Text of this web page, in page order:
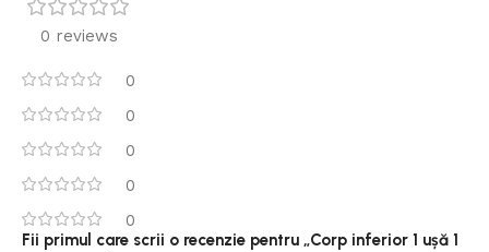
0 reviews
0
0
0
0
0
Fii primul care scrii o recenzie pentru „Corp inferior 1 ușă 1